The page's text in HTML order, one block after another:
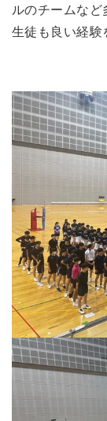
ルのチームな
生徒も良い経験